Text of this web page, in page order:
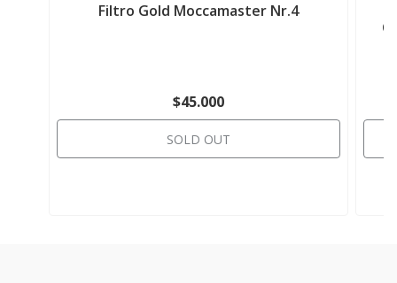
Filtro Gold Moccamaster Nr.4
$45.000
SOLD OUT